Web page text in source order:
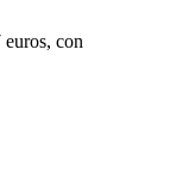
con